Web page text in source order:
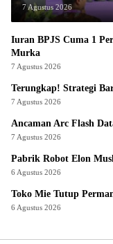
7 Agustus 2026
Iuran BPJS Cuma 1
Murka
7 Agustus 2026
Terungkap! Strategi
7 Agustus 2026
Ancaman Arc Flash
7 Agustus 2026
Pabrik Robot Elon
6 Agustus 2026
Toko Mie Tutup
6 Agustus 2026